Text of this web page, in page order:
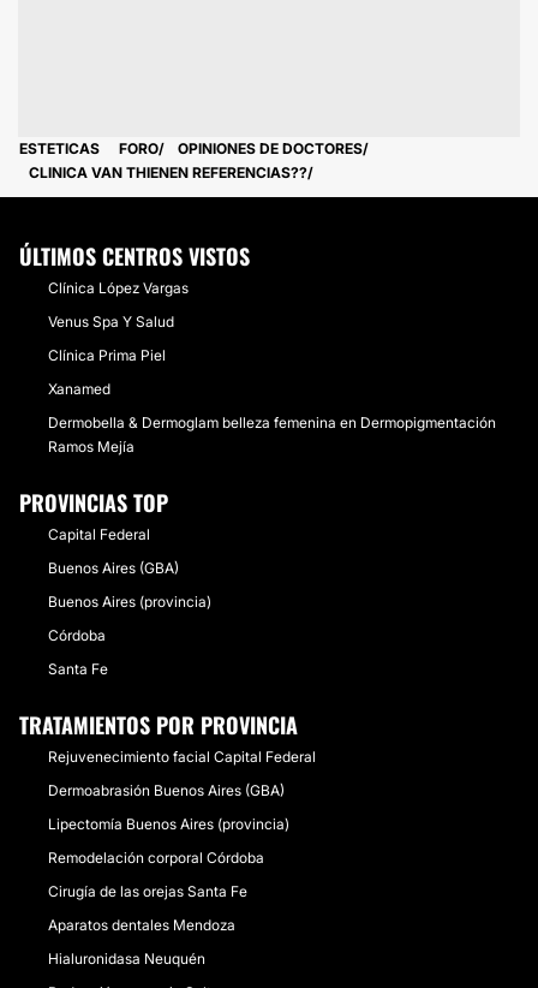
ESTETICAS FORO
OPINIONES DE DOCTORES
CLINICA VAN THIENEN REFERENCIAS??
ÚLTIMOS CENTROS VISTOS
Clínica López Vargas
Venus Spa Y Salud
Clínica Prima Piel
Xanamed
Dermobella & Dermoglam belleza femenina en Dermopigmentación
Ramos Mejía
PROVINCIAS TOP
Capital Federal
Buenos Aires (GBA)
Buenos Aires (provincia)
Córdoba
Santa Fe
TRATAMIENTOS POR PROVINCIA
Rejuvenecimiento facial Capital Federal
Dermoabrasión Buenos Aires (GBA)
Lipectomía Buenos Aires (provincia)
Remodelación corporal Córdoba
Cirugía de las orejas Santa Fe
Aparatos dentales Mendoza
Hialuronidasa Neuquén